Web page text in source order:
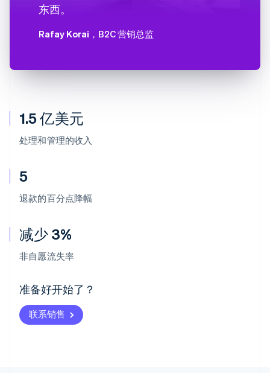
1.5 亿美元
处理和管理的收入
5
退款的百分点降幅
减少 3%
非自愿流失率
准备好开始了？
联系销售
东西。
Rafay Korai ，B2C 营销总监
阿联酋
爱尔兰
爱沙尼亚
English
奥地利
Deutsch English